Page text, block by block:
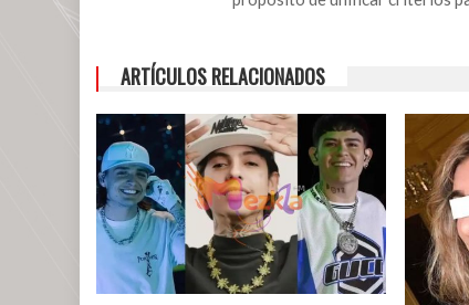
ARTÍCULOS RELACIONADOS